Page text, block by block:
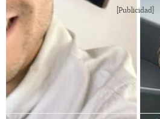
[Publicidad]